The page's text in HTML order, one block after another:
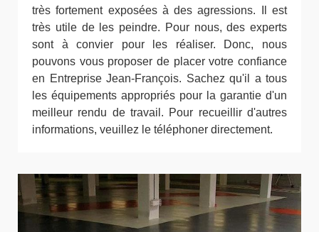
très fortement exposées à des agressions. Il est
très utile de les peindre. Pour nous, des experts
sont à convier pour les réaliser. Donc, nous
pouvons vous proposer de placer votre confiance
en Entreprise Jean-François. Sachez qu'il a tous
les équipements appropriés pour la garantie d'un
meilleur rendu de travail. Pour recueillir d'autres
informations, veuillez le téléphoner directement.